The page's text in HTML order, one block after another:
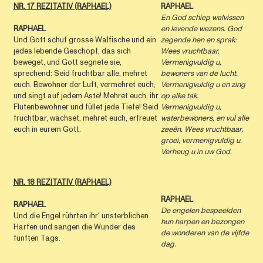
NR. 17 REZITATIV (RAPHAEL)
RAPHAEL
Und Gott schuf grosse Walfische und ein
jedes lebende Geschöpf, das sich
beweget, und Gott segnete sie,
sprechend: Seid fruchtbar alle, mehret
euch. Bewohner der Luft, vermehret euch,
und singt auf jedem Aste! Mehret euch, ihr
Flutenbewohner und füllet jede Tiefe! Seid
fruchtbar, wachset, mehret euch, erfreuet
euch in eurem Gott.
RAPHAEL
En God schiep walvissen
en levende wezens. God
zegende hen en sprak:
Wees vruchtbaar.
Vermenigvuldig u,
bewoners van de lucht.
Vermenigvuldig u en zing
op elke tak.
Vermenigvuldig u,
waterbewoners, en vul alle
zeeën. Wees vruchtbaar,
groei, vermenigvuldig u.
Verheug u in uw God.
NR. 18 REZITATIV (RAPHAEL)
RAPHAEL
Und die Engel rührten ihr' unsterblichen
Harfen und sangen die Wunder des
fünften Tags.
RAPHAEL
De engelen bespeelden
hun harpen en bezongen
de wonderen van de vijfde
dag.